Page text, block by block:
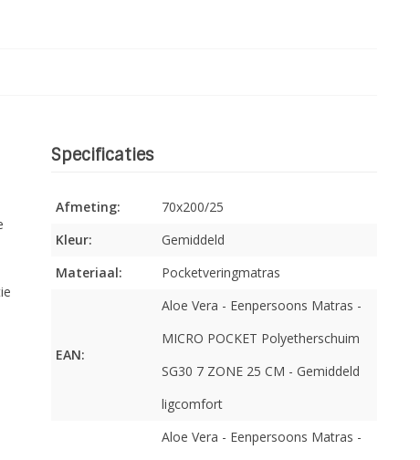
Specificaties
Afmeting:
70x200/25
Kleur:
Gemiddeld
Materiaal:
Pocketveringmatras
EAN:
Aloe Vera - Eenpersoons Matras -
MICRO POCKET Polyetherschuim
SG30 7 ZONE 25 CM - Gemiddeld
ligcomfort
Aloe Vera - Eenpersoons Matras -